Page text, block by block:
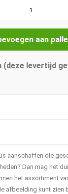
aan
(deze levertijd
aanschaffen die
Dan mag het
het assortiment
afbeelding kunt zien